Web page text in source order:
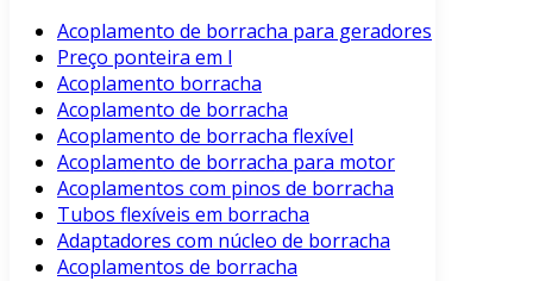
Acoplamento de borracha para geradores
Preço ponteira em l
Acoplamento borracha
Acoplamento de borracha
Acoplamento de borracha flexível
Acoplamento de borracha para motor
Acoplamentos com pinos de borracha
Tubos flexíveis em borracha
Adaptadores com núcleo de borracha
Acoplamentos de borracha